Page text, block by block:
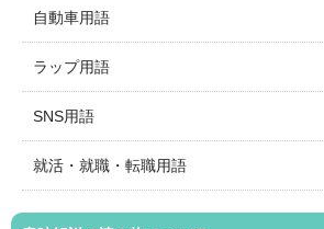
自動車用語
ラップ用語
SNS用語
就活・就職・転職用語